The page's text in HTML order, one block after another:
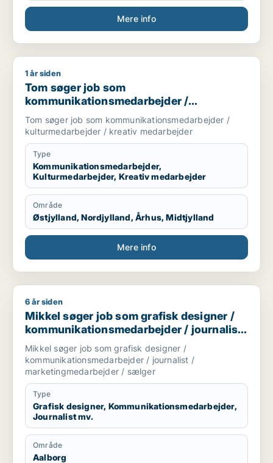
Mere info
Tom søger job som kommunikationsmedarbejder /
1 år siden
Tom søger job som
kommunikationsmedarbejder /
kulturmedarbejder / kreativ medarbejder
Tom søger job som kommunikationsmedarbejder /
kulturmedarbejder / kreativ medarbejder
Type
Kommunikationsmedarbejder,
Kulturmedarbejder, Kreativ medarbejder
Område
Østjylland, Nordjylland, Århus, Midtjylland
Mere info
Mikkel søger job som grafisk designer /
6 år siden
Mikkel søger job som grafisk designer /
kommunikationsmedarbejder / journalist
/ marketingmedarbejder / sælger
Mikkel søger job som grafisk designer /
kommunikationsmedarbejder / journalist /
marketingmedarbejder / sælger
Type
Grafisk designer, Kommunikationsmedarbejder,
Journalist mv.
Område
Aalborg